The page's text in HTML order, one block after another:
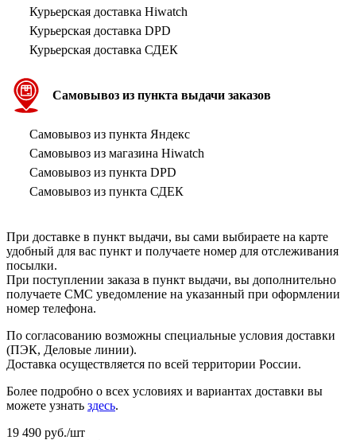
Курьерская доставка Hiwatch
Курьерская доставка DPD
Курьерская доставка СДЕК
Самовывоз из пункта выдачи заказов
Самовывоз из пункта Яндекс
Самовывоз из магазина Hiwatch
Самовывоз из пункта DPD
Самовывоз из пункта СДЕК
При доставке в пункт выдачи, вы сами выбираете на карте
удобный для вас пункт и получаете номер для отслеживания
посылки.
При поступлении заказа в пункт выдачи, вы дополнительно
получаете СМС уведомление на указанный при оформлении
номер телефона.
По согласованию возможны специальные условия доставки
(ПЭК, Деловые линии).
Доставка осуществляется по всей территории России.
Более подробно о всех условиях и вариантах доставки вы
можете узнать здесь.
19 490 руб./шт